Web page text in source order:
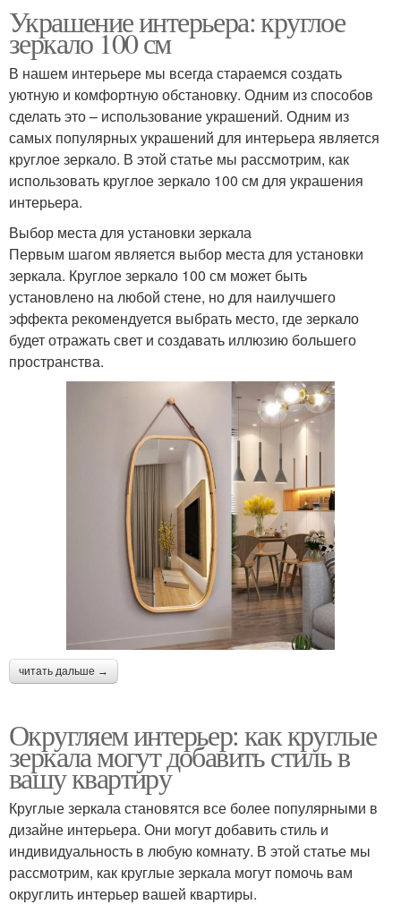
Украшение интерьера: круглое
зеркало 100 см
В нашем интерьере мы всегда стараемся создать
уютную и комфортную обстановку. Одним из способов
сделать это – использование украшений. Одним из
самых популярных украшений для интерьера является
круглое зеркало. В этой статье мы рассмотрим, как
использовать круглое зеркало 100 см для украшения
интерьера.
Выбор места для установки зеркала
Первым шагом является выбор места для установки
зеркала. Круглое зеркало 100 см может быть
установлено на любой стене, но для наилучшего
эффекта рекомендуется выбрать место, где зеркало
будет отражать свет и создавать иллюзию большего
пространства.
читать дальше →
Округляем интерьер: как круглые
зеркала могут добавить стиль в
вашу квартиру
Круглые зеркала становятся все более популярными в
дизайне интерьера. Они могут добавить стиль и
индивидуальность в любую комнату. В этой статье мы
рассмотрим, как круглые зеркала могут помочь вам
округлить интерьер вашей квартиры.